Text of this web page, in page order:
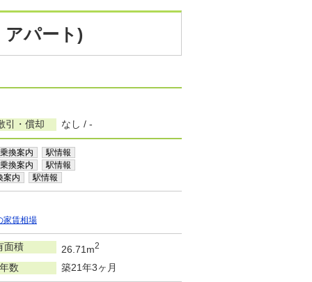
パート)
引・償却 なし / -
乗換案内 駅情報
乗換案内 駅情報
案内 駅情報
家賃相場
面積 26.71m2
数 築21年3ヶ月